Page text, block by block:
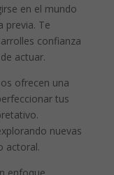
en el mundo
previa. Te
confianza
actuar.
ofrecen una
tus
nuevas
actoral.